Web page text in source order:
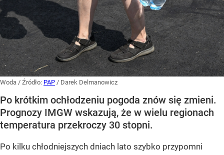
Woda / Źródło: PAP / Darek Delmanowicz
Po krótkim ochłodzeniu pogoda znów się zmieni.
Prognozy IMGW wskazują, że w wielu regionach
temperatura przekroczy 30 stopni.
Po kilku chłodniejszych dniach lato szybko przypomni